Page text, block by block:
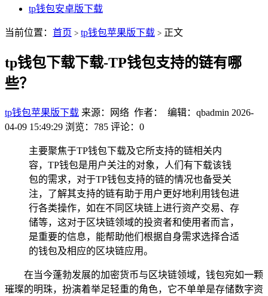
tp钱包安卓版下载
当前位置： 首页 > tp钱包苹果版下载 > 正文
tp钱包下载下载-TP钱包支持的链有哪
些？
tp钱包苹果版下载 来源：网络 作者： 编辑：qbadmin 2026-
04-09 15:49:29 浏览：785 评论：0
主要聚焦于TP钱包下载及它所支持的链相关内
容，TP钱包是用户关注的对象，人们有下载该钱
包的需求，对于TP钱包支持的链的情况也备受关
注，了解其支持的链有助于用户更好地利用钱包进
行各类操作，如在不同区块链上进行资产交易、存
储等，这对于区块链领域的投资者和使用者而言，
是重要的信息，能帮助他们根据自身需求选择合适
的钱包及相应的区块链应用。
在当今蓬勃发展的加密货币与区块链领域，钱包宛如一颗
璀璨的明珠，扮演着举足轻重的角色，它不单单是存储数字资